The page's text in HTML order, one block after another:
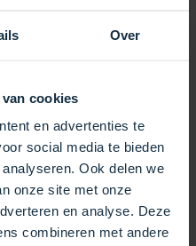
Over
cookies
en advertenties te
social media te bieden
Ook delen we
onze site met onze
en analyse. Deze
combineren met andere
Bildschirm, der die
Spas erleichtert. Die
und Lichtfunktionen
die Bedienung
Menü und die
die Navigation durch die
wenn Sie keine